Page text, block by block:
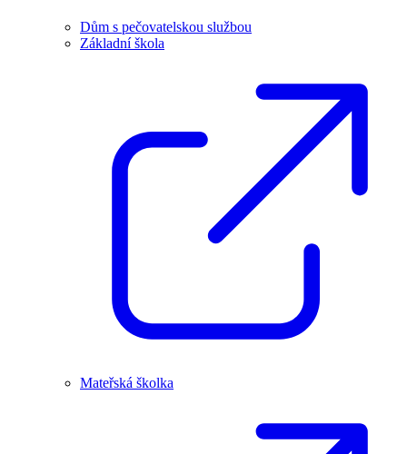
Dům s pečovatelskou službou
Základní škola
Mateřská školka